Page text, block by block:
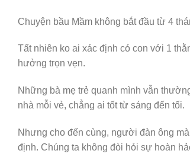
Chuyện bầu Mầm không bắt đầu từ 4
Tất nhiên ko ai xác định có con với 1
hưởng trọn vẹn.
Những bà mẹ trẻ quanh mình vẫn
nhà mỗi vẻ, chẳng ai tốt từ sáng đến tối.
Nhưng cho đến cùng, người đàn ông
định. Chúng ta không đòi hỏi sự hoàn